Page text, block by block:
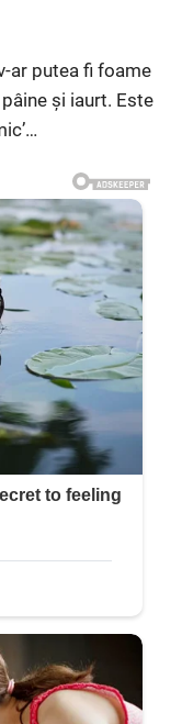
ar putea fi foame
și iaurt. Este